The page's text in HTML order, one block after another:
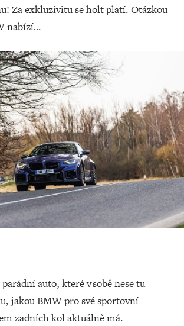
Za exkluzivitu se holt platí. Otázkou
nabízí…
auto, které v sobě nese tu
jakou BMW pro své sportovní
zadních kol aktuálně má.